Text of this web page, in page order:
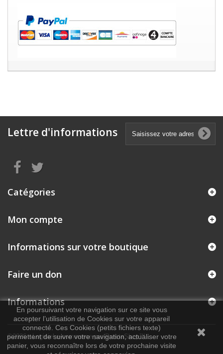
Lettre d'informations
Catégories
Mon compte
Informations sur votre boutique
Faire un don
En poursuivant votre navigation sur ce site vous
accepter l’utilisation de Cookies sur votre appareil
connecté. Ces Cookies (petits fichiers texte)
permettent de suivre votre navigation, actualiser votre
panier, vous reconnaître lors de votre prochaine visite
Informations
©2026 - Logiciel e-commerce par PrestaShop™